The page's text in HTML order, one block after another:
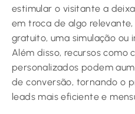
estimular o visitante a
em troca de algo
gratuito, uma simulação ou
Além disso, recursos
personalizados podem
de conversão, tornando o
leads mais eficiente e